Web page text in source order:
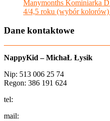
Manymonths Kominiarka
4/4,5 roku (wybór kolorów)
Dane kontaktowe
NappyKid – MichaŁ Łysik
Nip: 513 006 25 74
Regon: 386 191 624
tel:
mail: